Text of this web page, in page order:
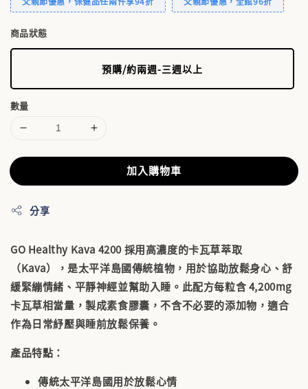
商品狀態
預購/約兩週-三週以上
數量
加入購物車
分享
GO Healthy Kava 4200 採用高濃度的卡瓦草萃取
（Kava），是太平洋島國傳統植物，用於協助放鬆身心、舒
緩緊繃情緒、平靜神經並幫助入睡。此配方每粒含 4,200mg
卡瓦草相當量，製成素食膠囊，不含不必要的添加物，適合
作為日常紓壓與睡前放鬆保養。
產品特點：
傳統太平洋島國用於放鬆心情